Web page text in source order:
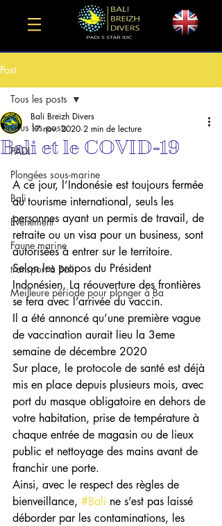
Post
Tous les posts
PADI
Plongées sous-marine
Bali
Événement
Faune marine
transport à Bali
Meilleure période pour plonger à Ba
Tous les posts
Bali et le COVID-19
Bali Breizh Divers
17 nov. 2020 2 min de lecture
A ce jour, l’Indonésie est toujours fermée
au tourisme international, seuls les
personnes ayant un permis de travail, de
retraite ou un visa pour un business, sont
autorisées à entrer sur le territoire.
Selon les propos du Président
Indonésien, La réouverture des frontières
se fera avec l’arrivée du vaccin.
Il a été annoncé qu’une première vague
de vaccination aurait lieu la 3eme
semaine de décembre 2020
Sur place, le protocole de santé est déjà
mis en place depuis plusieurs mois, avec
port du masque obligatoire en dehors de
votre habitation, prise de température à
chaque entrée de magasin ou de lieux
public et nettoyage des mains avant de
franchir une porte.
Ainsi, avec le respect des règles de
bienveillance, #Bali ne s’est pas laissé
déborder par les contaminations, les